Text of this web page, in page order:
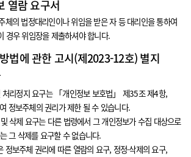
열람 요구서
체의 법정대리인이나 위임을 받은 자 등 대리인을 통하여
경우 위임장을 제출하셔야 합니다.
법에 관한 고시(제2023-12호) 별지
처리정지 요구는 「개인정보 보호법」 제35조 제4항,
정보주체의 권리가 제한 될 수 있습니다.
삭제 요구는 다른 법령에서 그 개인정보가 수집 대상으로
그 삭제를 요구할 수 없습니다.
정보주체 권리에 따른 열람의 요구, 정정·삭제의 요구,